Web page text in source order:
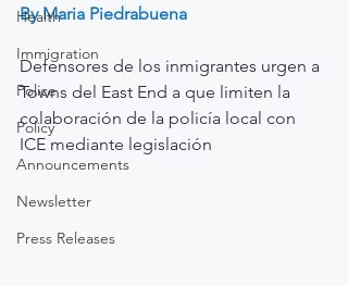
Health
Immigration
Police
Policy
Announcements
Newsletter
Press Releases
By Maria Piedrabuena
Defensores de los inmigrantes urgen a
Towns del East End a que limiten la
colaboración de la policía local con
ICE mediante legislación